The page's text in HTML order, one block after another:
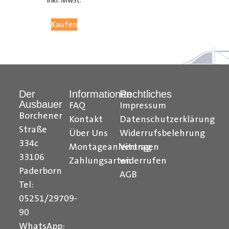
auch auf unseremYouTube Kanaleinfach und
Ihr Team von Der Ausbauer
Formularbeginn
Kaufen
Der
Ausbauer
Borchener
Straße
334c
33106
Paderborn
Tel:
05251/29709-
90
WhatsApp:
Informationen
FAQ
Kontakt
Über Uns
Montageanleitungen
Zahlungsarten
Rechtliches
Impressum
Datenschutzerklärung
Widerrufsbelehrung
Vertrag
widerrufen
AGB